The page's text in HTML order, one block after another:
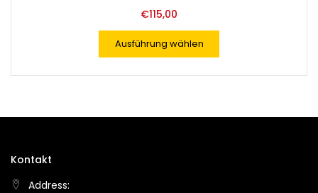
€115,00
Ausführung wählen
Kontakt
Address: